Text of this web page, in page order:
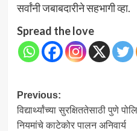
सर्वांनी जबाबदारीने सहभागी व्हा.
Spread the love
Post
navigation
Previous:
विद्यार्थ्यांच्या सुरक्षिततेसाठी पुणे
नियमांचे काटेकोर पालन अनिवार्य